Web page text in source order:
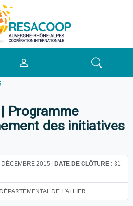
Programme
des initiatives
DÉCEMBRE 2015 | DATE DE CLÔTURE : 31
DE L'ALLIER